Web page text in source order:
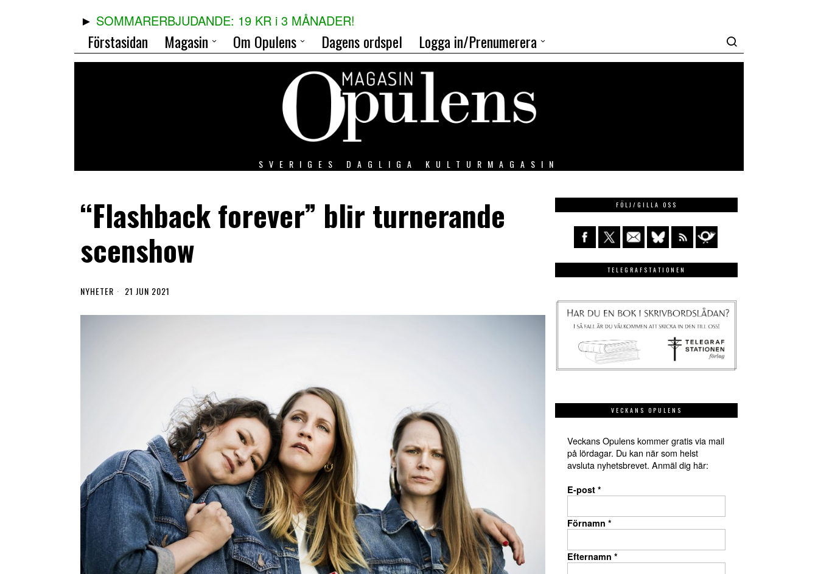
SOMMARERBJUDANDE: 19 KR i 3 MÅNADER!
Förstasidan Magasin Om Opulens Dagens ordspel Logga in/Prenumerera
SVERIGES DAGLIGA KULTURMAGASIN
“Flashback forever” blir turnerande
scenshow
NYHETER 21 JUN 2021
FÖLJ/GILLA OSS
TELEGRAFSTATIONEN
VECKANS OPULENS
Veckans Opulens kommer gratis via mail
på lördagar. Du kan när som helst
avsluta nyhetsbrevet. Anmäl dig här:
E-post *
Förnamn *
Efternamn *